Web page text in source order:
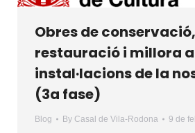
Obres de conservació,
restauració i millora
instal·lacions de la
(3a fase)
Blog By Casal de Vila-Rodona 9 de